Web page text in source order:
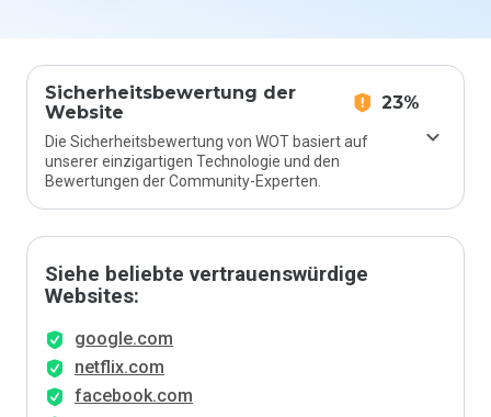
Sicherheitsbewertung der
Website
23%
Die Sicherheitsbewertung von WOT basiert auf
unserer einzigartigen Technologie und den
Bewertungen der Community-Experten.
Siehe beliebte vertrauenswürdige
Websites:
google.com
netflix.com
facebook.com